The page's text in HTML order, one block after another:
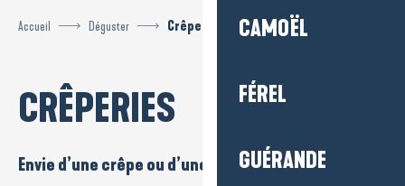
CAMOËL
FÉREL
GUÉRANDE
Accueil Déguster Crêperies
CRÊPERIES
Envie d’une crêpe ou d’une galette?